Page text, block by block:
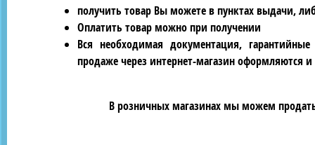
получить товар Вы можете в пунктах выдачи,
Оплатить товар можно при получении
Вся необходимая документация,
продаже через интернет-магазин оформляются
В розничных магазинах мы можем